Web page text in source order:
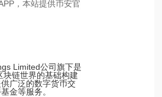
，本站提供币安官
Limited公司旗下是
链世界的基础构建
广泛的数字货币交
金等服务。